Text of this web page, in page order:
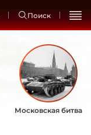
Поиск
Московская битва